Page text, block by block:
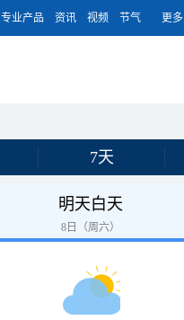
专业产品 资讯 视频 节气 更多
7天
明天白天
8日（周六）